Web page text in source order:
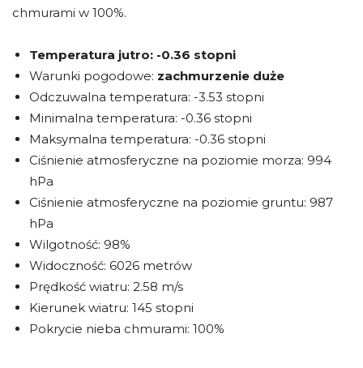
chmurami w 100%.
Temperatura jutro: -0.36 stopni
Warunki pogodowe: zachmurzenie duże
Odczuwalna temperatura: -3.53 stopni
Minimalna temperatura: -0.36 stopni
Maksymalna temperatura: -0.36 stopni
Ciśnienie atmosferyczne na poziomie morza: 994
hPa
Ciśnienie atmosferyczne na poziomie gruntu: 987
hPa
Wilgotność: 98%
Widoczność: 6026 metrów
Prędkość wiatru: 2.58 m/s
Kierunek wiatru: 145 stopni
Pokrycie nieba chmurami: 100%